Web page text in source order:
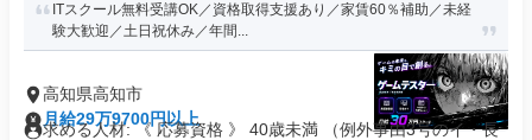
ITスクール無料受講OK／資格取得支援あり／家賃60％補助／未経
験大歓迎／土日祝休み／年間...
高知県高知市
月給29万9700円以上
求める人材: 《 応募資格 》 40歳未満 （例外事由3号のイ・長